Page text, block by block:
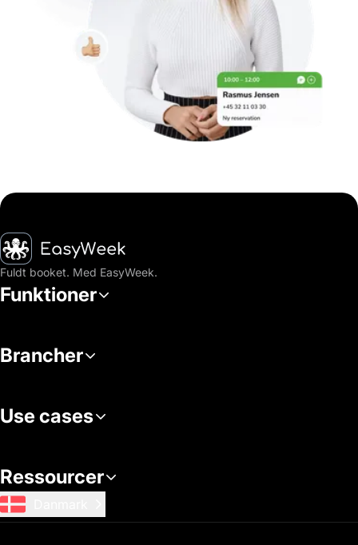
Hjem
Fuldt booket. Med EasyWeek.
Funktioner
Brancher
Use cases
Ressourcer